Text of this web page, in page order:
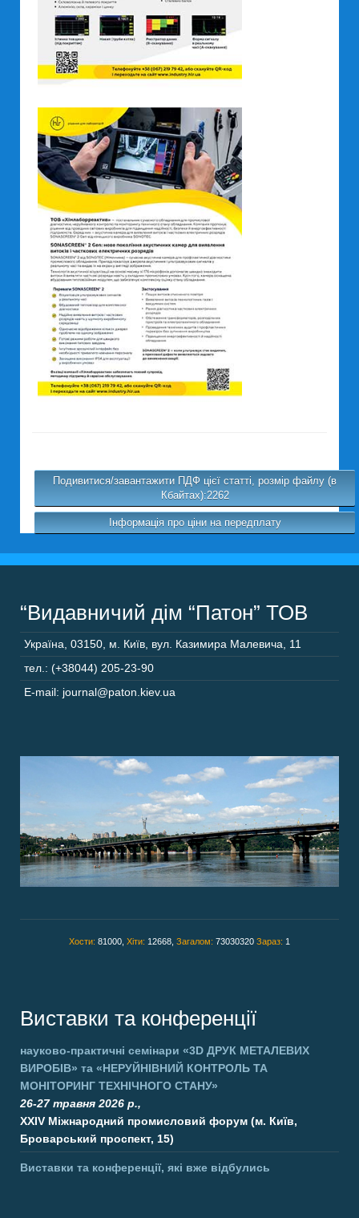
Подивитися/завантажити ПДФ цієї статті, розмір файлу (в
Кбайтах):2262
Інформація про ціни на передплату
“Видавничий дім “Патон” ТОВ
Україна 03150 м. Київ, вул. Казимира Малевича, 11
тел.: (+38044) 205-23-90
E-mail: journal@paton.kiev.ua
Хости: 81000, Хіти: 12668, Загалом: 73030320 Зараз: 1
Виставки та конференції
науково-практичні семінари «3D ДРУК МЕТАЛЕВИХ
ВИРОБІВ» та «НЕРУЙНІВНИЙ КОНТРОЛЬ ТА
МОНІТОРИНГ ТЕХНІЧНОГО СТАНУ»
26-27 травня 2026 р.,
XXIV Міжнародний промисловий форум (м. Київ,
Броварський проспект, 15)
Виставки та конференції, які вже відбулись